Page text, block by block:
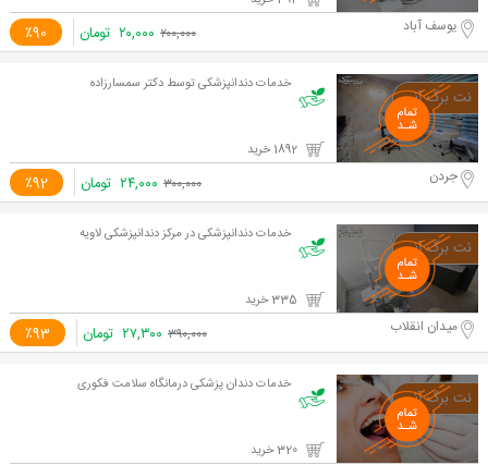
٪90 یوسف آباد ۲۰۰,۰۰۰ ۲۰,۰۰۰ تومان
خدمات دندانپزشکی توسط دکتر سمسارزاده
٪92 جردن ۳۰۰,۰۰۰ ۲۴,۰۰۰ تومان
خدمات دندانپزشکی در مرکز دندانپزشکی لاویه
٪93 میدان انقلاب ۳۹۰,۰۰۰ ۲۷,۳۰۰ تومان
خدمات دندان پزشکی درمانگاه سلامت فکوری